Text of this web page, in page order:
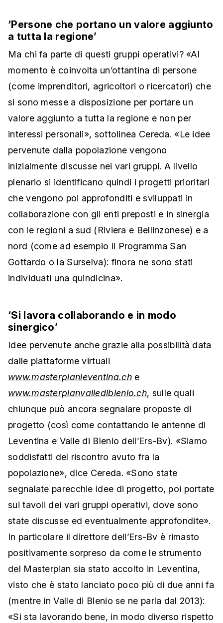
‘Persone che portano un valore aggiunto
a tutta la regione’
Ma chi fa parte di questi gruppi operativi? «Al
momento è coinvolta un’ottantina di persone
(come imprenditori, agricoltori o ricercatori) che
si sono messe a disposizione per portare un
valore aggiunto a tutta la regione e non per
interessi personali», sottolinea Cereda. «Le idee
pervenute dalla popolazione vengono
inizialmente discusse nei vari gruppi. A livello
plenario si identificano quindi i progetti prioritari
che vengono poi approfonditi e sviluppati in
collaborazione con gli enti preposti e in sinergia
con le regioni a sud (Riviera e Bellinzonese) e a
nord (come ad esempio il Programma San
Gottardo o la Surselva): finora ne sono stati
individuati una quindicina».
‘Si lavora collaborando e in modo
sinergico’
Idee pervenute anche grazie alla possibilità data
dalle piattaforme virtuali
www.masterplanleventina.che
www.masterplanvallediblenio.ch, sulle quali
chiunque può ancora segnalare proposte di
progetto (così come contattando le antenne di
Leventina e Valle di Blenio dell’Ers-Bv). «Siamo
soddisfatti del riscontro avuto fra la
popolazione», dice Cereda. «Sono state
segnalate parecchie idee di progetto, poi portate
sui tavoli dei vari gruppi operativi, dove sono
state discusse ed eventualmente approfondite».
In particolare il direttore dell’Ers-Bv è rimasto
positivamente sorpreso da come le strumento
del Masterplan sia stato accolto in Leventina,
visto che è stato lanciato poco più di due anni fa
(mentre in Valle di Blenio se ne parla dal 2013):
«Si sta lavorando bene, in modo diverso rispetto